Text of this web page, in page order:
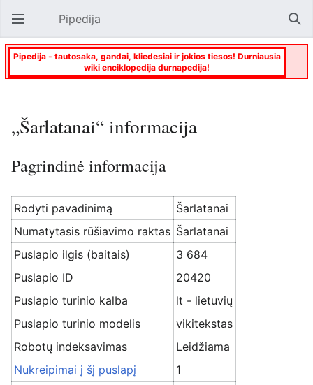
Atverti pagrindinį meniu Pipedija
Pipedija - tautosaka, gandai, kliedesiai ir jokios tiesos! Durniausia
wiki enciklopedija durnapedija!
„Šarlatanai“ informacija
Pagrindinė informacija
Rodyti pavadinimą
Šarlatanai
Numatytasis rūšiavimo raktas Šarlatanai
Puslapio ilgis (baitais)
3 684
Puslapio ID
20420
Puslapio turinio kalba
lt - lietuvių
Puslapio turinio modelis
vikitekstas
Robotų indeksavimas
Leidžiama
Nukreipimai į šį puslapį
1